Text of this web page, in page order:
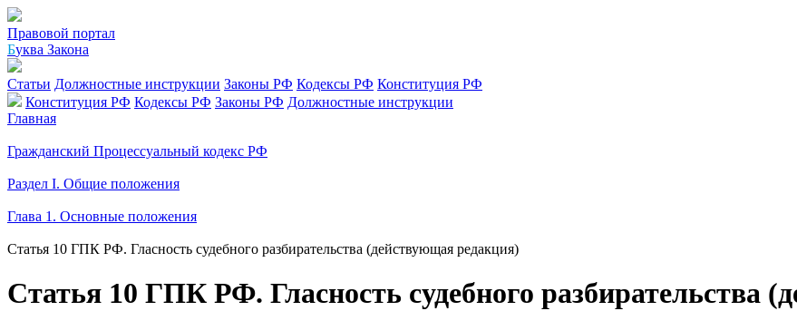
Правовой портал
Буква Закона
Статьи Должностные инструкции Законы РФ Кодексы РФ Конституция РФ
Конституция РФ Кодексы РФ Законы РФ Должностные инструкции
Главная
Гражданский Процессуальный кодекс РФ
Раздел I. Общие положения
Глава 1. Основные положения
Статья 10 ГПК РФ. Гласность судебного разбирательства (действующая редакция)
Статья 10 ГПК РФ. Гласность судебного разбирательства